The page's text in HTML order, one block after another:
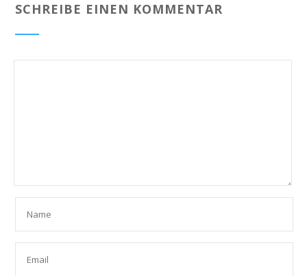
SCHREIBE EINEN KOMMENTAR